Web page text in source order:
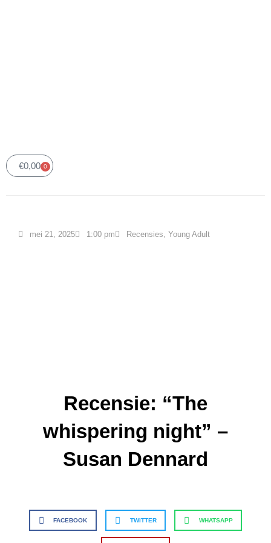
€0,00 0
Winkelwagen
mei 21, 2025 1:00 pm Recensies,Young Adult
Recensie: “The
whispering night” –
Susan Dennard
FACEBOOK TWITTER WHATSAPP